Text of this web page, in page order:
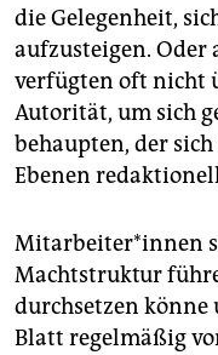
die Gelegenheit,
aufzusteigen. Oder
verfügten oft nicht
Autorität, um sich
behaupten, der
Ebenen
Mit­ar­bei­te­r*in­nen
Machtstruktur
durchsetzen
Blatt regelmäßig